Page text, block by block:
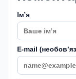
Імʼя
E-mail